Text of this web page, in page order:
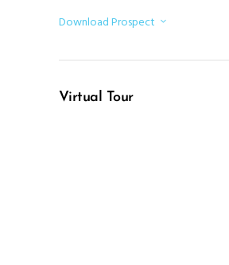
Download Prospect
Virtual Tour